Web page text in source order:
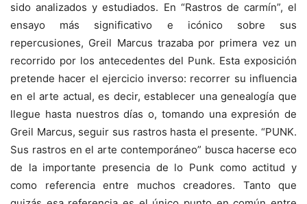
sido analizados y estudiados. En “Rastros de carmín”, el
ensayo más significativo e icónico sobre sus
repercusiones, Greil Marcus trazaba por primera vez un
recorrido por los antecedentes del Punk. Esta exposición
pretende hacer el ejercicio inverso: recorrer su influencia
en el arte actual, es decir, establecer una genealogía que
llegue hasta nuestros días o, tomando una expresión de
Greil Marcus, seguir sus rastros hasta el presente. “PUNK.
Sus rastros en el arte contemporáneo” busca hacerse eco
de la importante presencia de lo Punk como actitud y
como referencia entre muchos creadores. Tanto que